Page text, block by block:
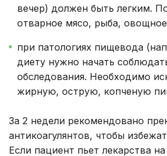
вечер) должен быть легким.
отварное мясо, рыба,
при патологиях пищевода
диету нужно начать
обследования. Необходимо
жирную, острую, копченую
За 2 недели рекомендовано
антикоагулянтов, чтобы
Если пациент пьет лекарства